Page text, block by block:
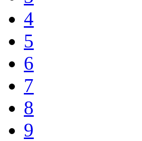
4
5
6
7
8
9